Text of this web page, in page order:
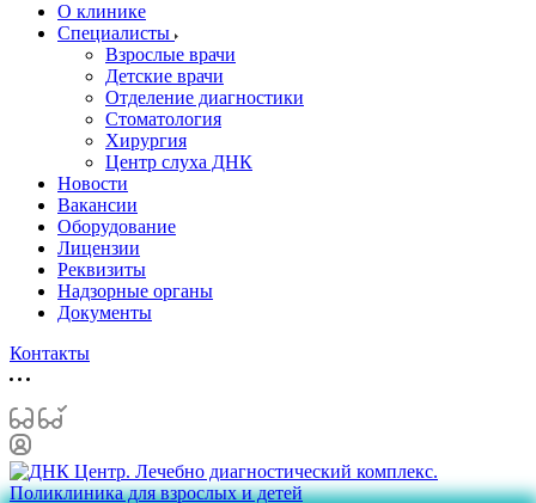
О клинике
Специалисты
Взрослые врачи
Детские врачи
Отделение диагностики
Стоматология
Хирургия
Центр слуха ДНК
Новости
Вакансии
Оборудование
Лицензии
Реквизиты
Надзорные органы
Документы
Контакты